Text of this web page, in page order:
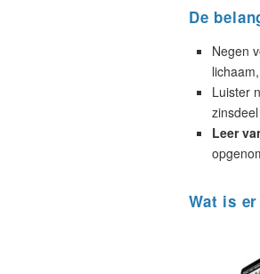
De
Negen
Luister
Leer
Wat is